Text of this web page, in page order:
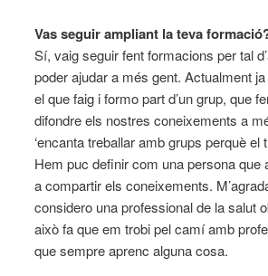
Vas seguir ampliant la teva
Sí, vaig seguir fent formacions per tal
poder ajudar a més gent. Actualment
el que faig i formo part d’un grup, que
difondre els nostres coneixements a
‘encanta treballar amb grups perquè
Hem puc definir com una persona que
a compartir els coneixements.
considero una professional de la salut
això fa que em trobi pel camí amb
que sempre aprenc alguna cosa.